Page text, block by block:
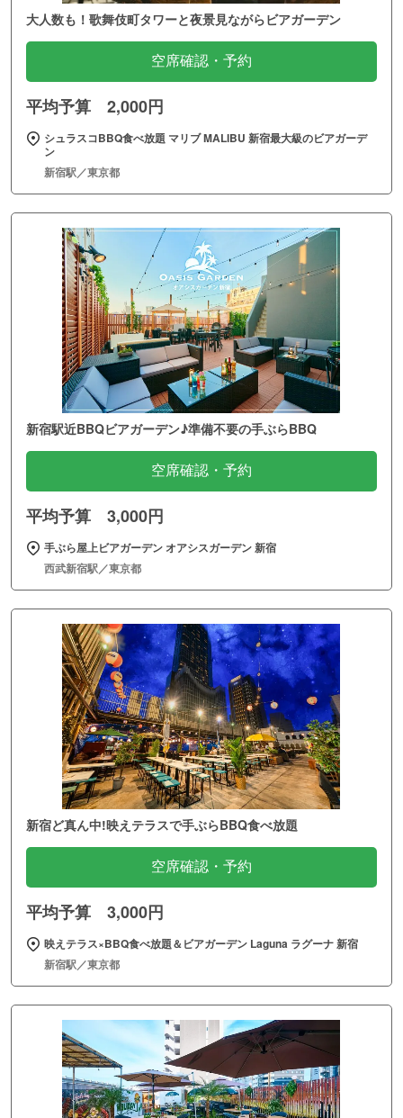
大人数も！歌舞伎町タワーと夜景見ながらビアガーデン
空席確認・予約
平均予算 2,000円
シュラスコBBQ食べ放題 マリブ MALIBU 新宿最大級のビアガーデ
ン
新宿駅／東京都
新宿駅近BBQビアガーデン♪準備不要の手ぶらBBQ
空席確認・予約
平均予算 3,000円
手ぶら屋上ビアガーデン オアシスガーデン 新宿
西武新宿駅／東京都
新宿ど真ん中!映えテラスで手ぶらBBQ食べ放題
空席確認・予約
平均予算 3,000円
映えテラス×BBQ食べ放題＆ビアガーデン Laguna ラグーナ 新宿
新宿駅／東京都